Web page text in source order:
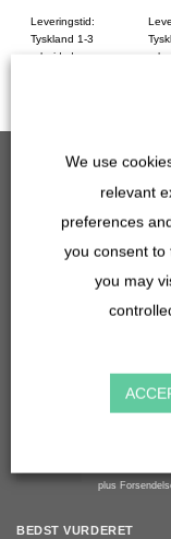
Leveringstid:
Tyskland 1-3
arbejdsdage
Gitterindsats
5,90€
plus
plus
BEDST VURDERET
We use
relevant
preferences
you consent to
you may